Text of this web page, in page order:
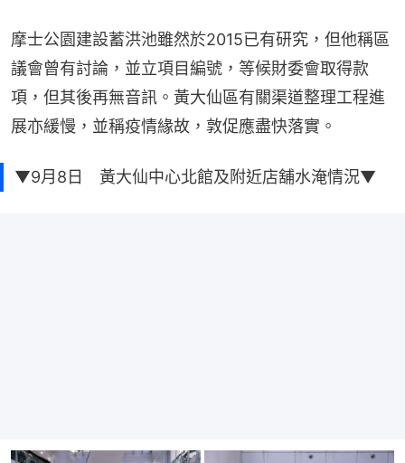
摩士公園建設蓄洪池雖然於2015已有研究，但他稱區
議會曾有討論，並立項目編號，等候財委會取得款
項，但其後再無音訊。黃大仙區有關渠道整理工程進
展亦緩慢，並稱疫情緣故，敦促應盡快落實。
▼9月8日 黃大仙中心北館及附近店舖水淹情況▼